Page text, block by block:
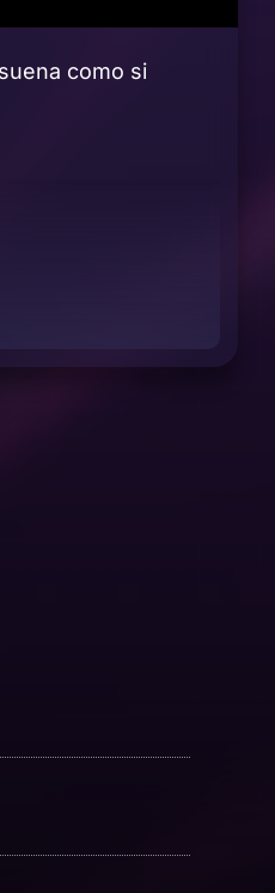
como si